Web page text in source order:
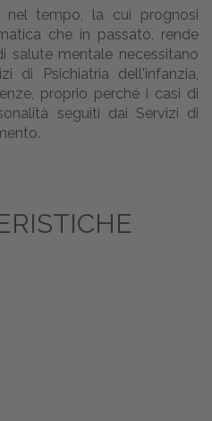
nel tempo, la cui prognosi
che in passato, rende
salute mentale necessitano
di Psichiatria dell'infanzia,
proprio perché i casi di
seguiti dai Servizi di